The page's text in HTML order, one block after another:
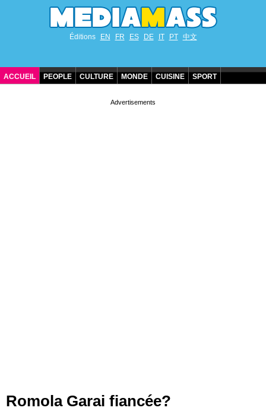
Éditions EN FR ES DE IT PT 中文
ACCUEIL PEOPLE CULTURE MONDE CUISINE SPORT
Romola Garai fiancée?